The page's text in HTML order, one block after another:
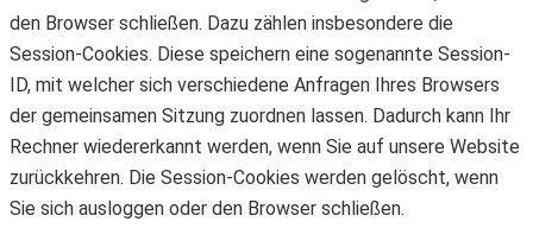
den Browser schließen. Dazu zählen insbesondere die
Session-Cookies. Diese speichern eine sogenannte Session-
ID, mit welcher sich verschiedene Anfragen Ihres Browsers
der gemeinsamen Sitzung zuordnen lassen. Dadurch kann Ihr
Rechner wiedererkannt werden, wenn Sie auf unsere Website
zurückkehren. Die Session-Cookies werden gelöscht, wenn
Sie sich ausloggen oder den Browser schließen.